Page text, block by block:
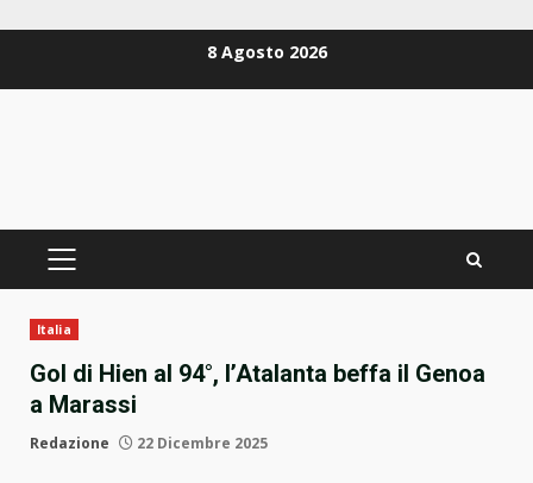
8 Agosto 2026
PRIMÄRES
Italia
Gol di Hien al 94°, l’Atalanta beffa il Genoa
a Marassi
Redazione 22 Dicembre 2025